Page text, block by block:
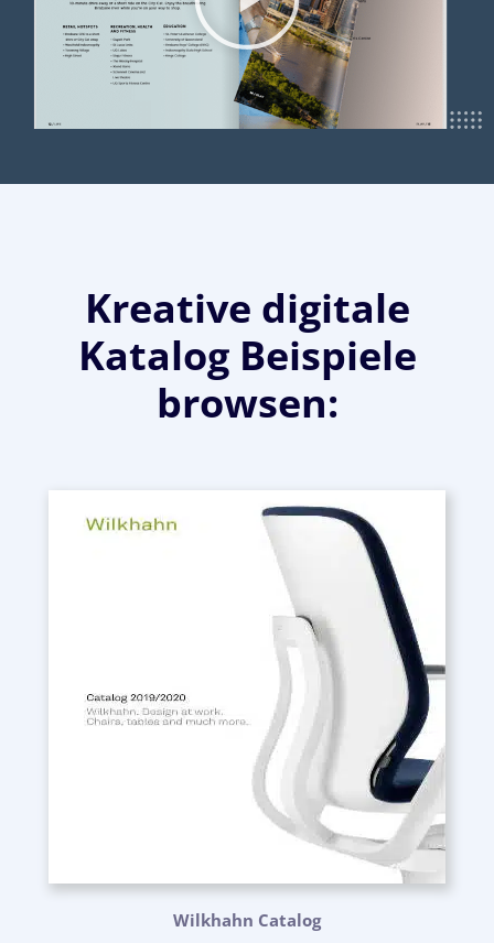
Kreative digitale
Katalog Beispiele
browsen:
Wilkhahn Catalog